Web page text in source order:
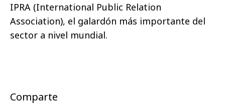
IPRA (International Public Relation
Association), el galardón más importante del
sector a nivel mundial.
Comparte